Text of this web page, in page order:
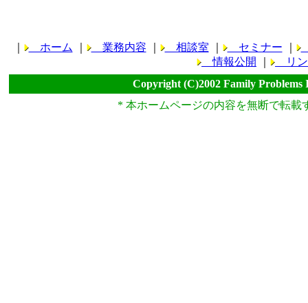
ホーム 業務内容 相談室 セミナー
情報公開
リ
Copyright (C)2002 Family
* 本ホームページの内容を無断で転載